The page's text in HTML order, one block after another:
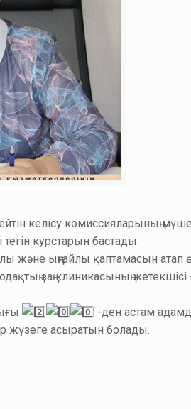
келісу комиссияларының
курстарын бастады.
және ыңғайлы қаптамасын
заң клиникасының
-ден астам
жүзеге асыратын болады.